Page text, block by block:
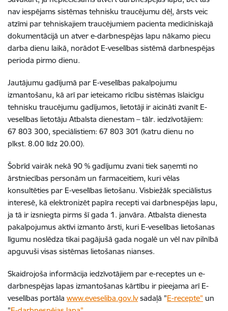
nav iespējams sistēmas tehnisku traucējumu dēļ, ārsts veic
atzīmi par tehniskajiem traucējumiem pacienta medicīniskajā
dokumentācijā un atver e-darbnespējas lapu nākamo piecu
darba dienu laikā, norādot E-veselības sistēmā darbnespējas
perioda pirmo dienu.
Jautājumu gadījumā par E-veselības pakalpojumu
izmantošanu, kā arī par ieteicamo rīcību sistēmas īslaicīgu
tehnisku traucējumu gadījumos, lietotāji ir aicināti zvanīt E-
veselības lietotāju Atbalsta dienestam – tālr. iedzīvotājiem:
67 803 300, speciālistiem: 67 803 301 (katru dienu no
plkst. 8.00 līdz 20.00).
Šobrīd vairāk nekā 90 % gadījumu zvani tiek saņemti no
ārstniecības personām un farmaceitiem, kuri vēlas
konsultēties par E-veselības lietošanu. Visbiežāk speciālistus
interesē, kā elektronizēt papīra recepti vai darbnespējas lapu,
ja tā ir izsniegta pirms šī gada 1. janvāra. Atbalsta dienesta
pakalpojumus aktīvi izmanto ārsti, kuri E-veselības lietošanas
līgumu noslēdza tikai pagājušā gada nogalē un vēl nav pilnībā
apguvuši visas sistēmas lietošanas nianses.
Skaidrojoša informācija iedzīvotājiem par e-receptes un e-
darbnespējas lapas izmantošanas kārtību ir pieejama arī E-
veselības portāla www.eveseliba.gov.lvsadaļā "E-recepte" un